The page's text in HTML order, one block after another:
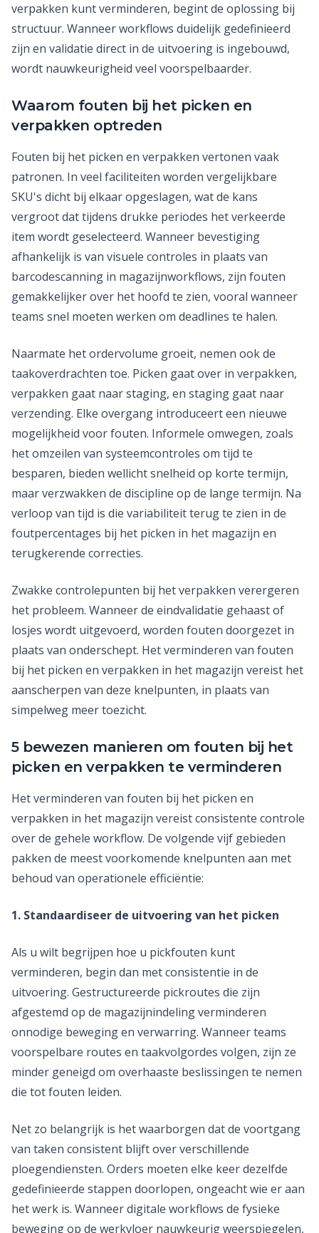
verpakken kunt verminderen, begint de oplossing bij
structuur. Wanneer workflows duidelijk gedefinieerd
zijn en validatie direct in de uitvoering is ingebouwd,
wordt nauwkeurigheid veel voorspelbaarder.
Waarom fouten bij het picken en
verpakken optreden
Fouten bij het picken en verpakken vertonen vaak
patronen. In veel faciliteiten worden vergelijkbare
SKU's dicht bij elkaar opgeslagen, wat de kans
vergroot dat tijdens drukke periodes het verkeerde
item wordt geselecteerd. Wanneer bevestiging
afhankelijk is van visuele controles in plaats van
barcodescanning in magazijnworkflows, zijn fouten
gemakkelijker over het hoofd te zien, vooral wanneer
teams snel moeten werken om deadlines te halen.
Naarmate het ordervolume groeit, nemen ook de
taakoverdrachten toe. Picken gaat over in verpakken,
verpakken gaat naar staging, en staging gaat naar
verzending. Elke overgang introduceert een nieuwe
mogelijkheid voor fouten. Informele omwegen, zoals
het omzeilen van systeemcontroles om tijd te
besparen, bieden wellicht snelheid op korte termijn,
maar verzwakken de discipline op de lange termijn. Na
verloop van tijd is die variabiliteit terug te zien in de
foutpercentages bij het picken in het magazijn en
terugkerende correcties.
Zwakke controlepunten bij het verpakken verergeren
het probleem. Wanneer de eindvalidatie gehaast of
losjes wordt uitgevoerd, worden fouten doorgezet in
plaats van onderschept. Het verminderen van fouten
bij het picken en verpakken in het magazijn vereist het
aanscherpen van deze knelpunten, in plaats van
simpelweg meer toezicht.
5 bewezen manieren om fouten bij het
picken en verpakken te verminderen
Het verminderen van fouten bij het picken en
verpakken in het magazijn vereist consistente controle
over de gehele workflow. De volgende vijf gebieden
pakken de meest voorkomende knelpunten aan met
behoud van operationele efficiëntie:
1. Standaardiseer de uitvoering van het picken
Als u wilt begrijpen hoe u pickfouten kunt
verminderen, begin dan met consistentie in de
uitvoering. Gestructureerde pickroutes die zijn
afgestemd op de magazijnindeling verminderen
onnodige beweging en verwarring. Wanneer teams
voorspelbare routes en taakvolgordes volgen, zijn ze
minder geneigd om overhaaste beslissingen te nemen
die tot fouten leiden.
Net zo belangrijk is het waarborgen dat de voortgang
van taken consistent blijft over verschillende
ploegendiensten. Orders moeten elke keer dezelfde
gedefinieerde stappen doorlopen, ongeacht wie er aan
het werk is. Wanneer digitale workflows de fysieke
beweging op de werkvloer nauwkeurig weerspiegelen,